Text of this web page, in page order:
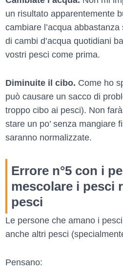
un risultato apparentemente
cambiare l’acqua abbastanza
di cambi d’acqua quotidiani
vostri pesci come prima.
Diminuite il cibo. Come ho
può causare un sacco di
troppo cibo ai pesci). Non
stare un po’ senza mangiare
saranno normalizzate.
Errore n°5 con i
mescolare i pesci
pesci
Le persone che amano i
anche altri pesci
Pensano: